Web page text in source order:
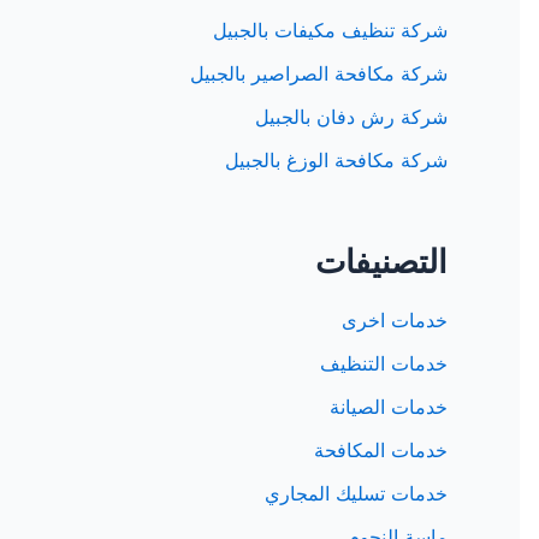
شركة تنظيف مكيفات بالجبيل
شركة مكافحة الصراصير بالجبيل
شركة رش دفان بالجبيل
شركة مكافحة الوزغ بالجبيل
التصنيفات
خدمات اخرى
خدمات التنظيف
خدمات الصيانة
خدمات المكافحة
خدمات تسليك المجاري